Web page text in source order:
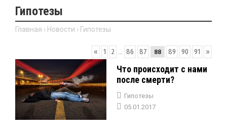
Гипотезы
Главная › Новости › Гипотезы
« 1 2 86 87 88 89 90 91 »
Что происходит с нами
после смерти?
Гипотезы
05.01.2017